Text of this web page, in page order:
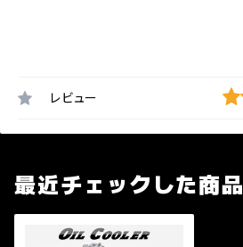
レビュー
最近チェックした商品